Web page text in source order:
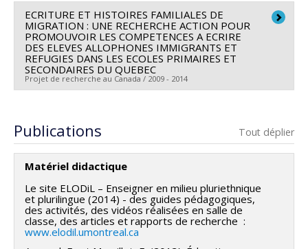
Programmes de subvention : PV153480-Subventions
de développement Savoir
Chercheur principal : Françoise Armand
Co-chercheurs : Michèle Vatz-Laaroussi
Sources de financement :FRQSC/Fonds de recherche
du Québec - Société et culture (FQRSC)
Programmes de subvention :PVXXXXXX-(AC)
ECRITURE ET HISTOIRES FAMILIALES DE
MIGRATION : UNE RECHERCHE ACTION POUR
PROMOUVOIR LES COMPETENCES A ECRIRE
DES ELEVES ALLOPHONES IMMIGRANTS ET
REFUGIES DANS LES ECOLES PRIMAIRES ET
SECONDAIRES DU QUEBEC
Projet de recherche au Canada / 2009 - 2014
Co-chercheurs :
Sources de financement :FRQSC/Fonds de recherche
Programmes de subvention :
Programme des actions concertées
Publications Tout déplier
Matériel didactique
Le site ELODiL – Enseigner en milieu pluriethnique
et plurilingue (2014) - des guides pédagogiques,
des activités, des vidéos réalisées en salle de
classe, des articles et rapports de recherche :
www.elodil.umontreal.ca